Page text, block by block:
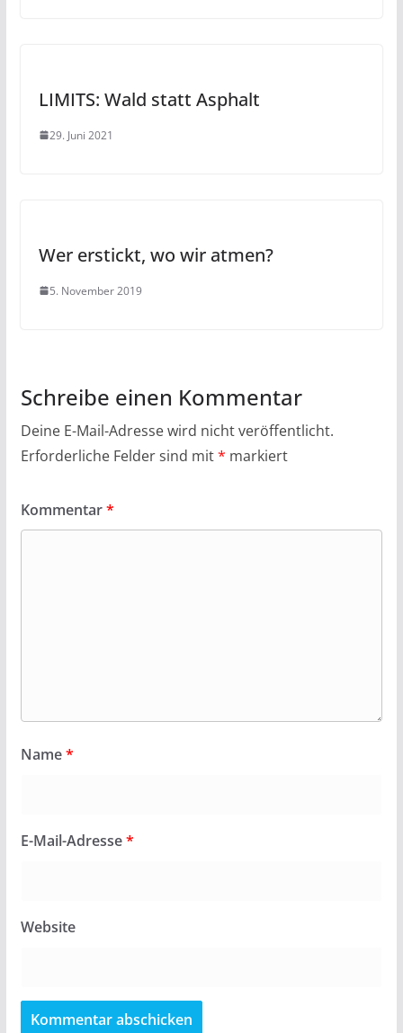
LIMITS: Wald statt Asphalt
29. Juni 2021
Wer erstickt, wo wir atmen?
5. November 2019
Schreibe einen Kommentar
Deine E-Mail-Adresse wird nicht veröffentlicht.
Erforderliche Felder sind mit* markiert
Kommentar*
Name*
E-Mail-Adresse*
Website